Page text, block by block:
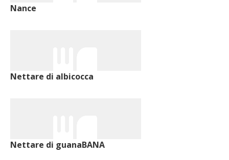
Nance
Nettare di albicocca
Nettare di guanaBANA